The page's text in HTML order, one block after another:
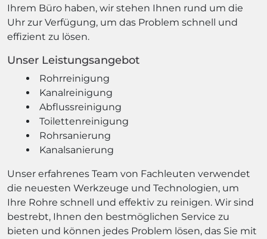
Ihrem Büro haben, wir stehen Ihnen rund um die
Uhr zur Verfügung, um das Problem schnell und
effizient zu lösen.
Unser Leistungsangebot
Rohrreinigung
Kanalreinigung
Abflussreinigung
Toilettenreinigung
Rohrsanierung
Kanalsanierung
Unser erfahrenes Team von Fachleuten verwendet
die neuesten Werkzeuge und Technologien, um
Ihre Rohre schnell und effektiv zu reinigen. Wir sind
bestrebt, Ihnen den bestmöglichen Service zu
bieten und können jedes Problem lösen, das Sie mit